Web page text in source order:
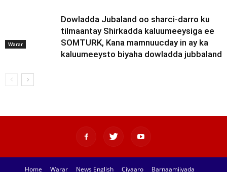
Warar
Dowladda Jubaland oo sharci-darro ku
tilmaantay Shirkadda kaluumeeysiga ee
SOMTURK, Kana mamnuucday in ay ka
kaluumeeysto biyaha dowladda jubbaland
Home Warar News English Ciyaaro Barnaamijyada